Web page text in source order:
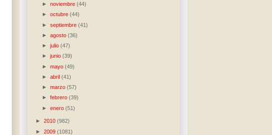
►noviembre(44)
►octubre(44)
►septiembre(41)
►agosto(36)
►julio(47)
►junio(39)
►mayo(49)
►abril(41)
►marzo(57)
►febrero(39)
►enero(51)
► 2010 (982)
► 2009 (1081)